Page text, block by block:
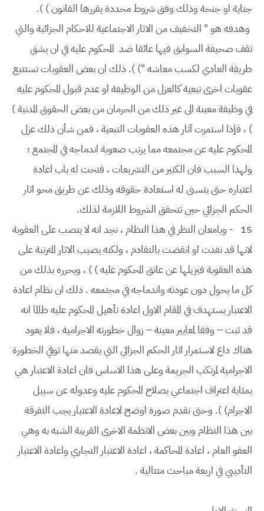
جناية او جنحة وذلك وفق شروط محددة يقررها القانون ) ).
وهدفه هو " التخفيف من الاثار الاجتماعية للاحكام الجزائية والتي
تقف صحيفة السوابق فيها عائقا ضد المحكوم عليه في ان يشق
طريقة العادي لكسب معاشه ") ). ذلك ان بعض العقوبات تستتبع
عقوبات اخرى تبعية كالعزل من الوظيفة او عدم قبول المحكوم عليه
في وظيفة معينة الى غير ذلك من الحرمان من بعض الحقوق المدنية )
) ، فإذا استمرت آثار هذه العقوبات التبعية ، فمن شأن ذلك عزل
المحكوم عليه عن مجتمعه مما يرتب صعوبة اندماجه في المجتمع ؛
ولهذا السبب فان الكثير من التشريعات ، فتحت له باب اعادة
اعتباره حتى يتسنى له استعادة حقوقه وذلك عن طريق محو اثار
الحكم الجزائي حين تتحقق الشروط اللازمة لذلك.
15 - وبامعان النظر في هذا النظام ، نجد انه لا ينصب على العقوبة
لانها قد نفذت او انقضت بالتقادم ، ولكنه يصيب الاثار المترتبة على
هذه العقوبة فيزيلها عن عاتق المحكوم عليه ) ) ، ويحرره بذلك من
كل ما يحول دون عودته واندماجه في مجتمعه . ذلك ان نظام اعادة
الاعتبار يستهدف في المقام الاول اعادة تأهيل المحكوم عليه طالما انه
قد ثبت – وفقا لمعايير معينة – زوال خطورته الاجرامية ، فلا يعود
هناك داع لاستمرار اثار الحكم الجزائي التي يقصد منها توقي الخطورة
الاجرامية لمرتكب الجريمة وعلى هذا الاساس فان اعادة الاعتبار هي
بمثابة اعتراف اجتماعي بصلاح المحكوم عليه وعدوله عن سبيل
الاجرام) ). وحتى نقدم صورة اوضح لاعادة الاعتبار يجب التفرقة
بين هذا النظام وبين بعض الانظمة الاخرى القريبة الشبه به وهي
العفو العام ، اعادة المحاكمة ، اعادة الاعتبار التجاري واعادة الاعتبار
التأديبي في اربعة مباحث متتالية .